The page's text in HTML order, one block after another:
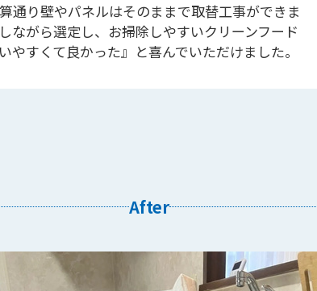
通り壁やパネルはそのままで取替工事ができま
ながら選定し、お掃除しやすいクリーンフード
すくて良かった』と喜んでいただけました。
After